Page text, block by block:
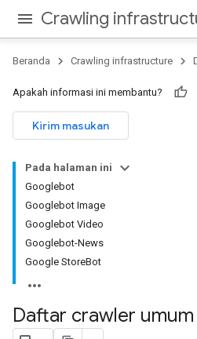
Crawling
Beranda Crawling infrastructure
Apakah informasi ini membantu?
Kirim masukan
Pada halaman ini
Googlebot
Googlebot Image
Googlebot Video
Googlebot-News
Google StoreBot
Daftar crawler